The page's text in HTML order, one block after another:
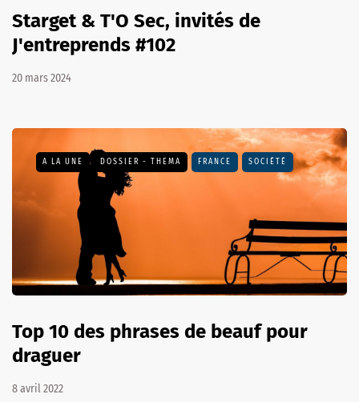
Starget & T'O Sec, invités de
J'entreprends #102
20 mars 2024
A LA UNE DOSSIER - THEMA FRANCE SOCIÉTÉ
Top 10 des phrases de beauf pour
draguer
8 avril 2022